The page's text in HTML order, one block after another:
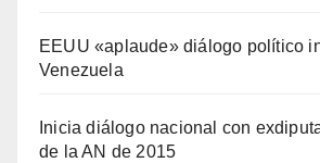
EEUU «aplaude» diálogo político
Venezuela
Inicia diálogo nacional con
de la AN de 2015